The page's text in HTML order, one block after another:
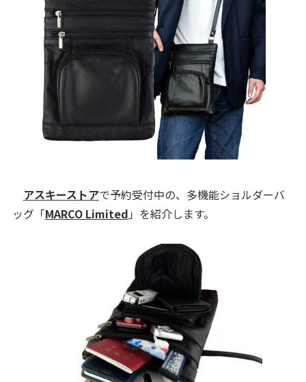
アスキーストアで予約受付中の、多機能ショルダーバ
ッグ「MARCO Limited 」を紹介します。